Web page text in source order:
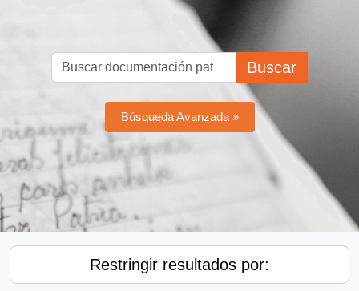
Buscar
Búsqueda Avanzada »
Restringir resultados por: